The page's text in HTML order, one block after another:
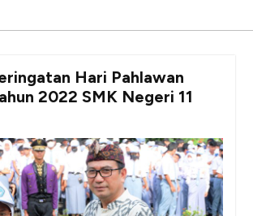
Hari Pahlawan
2022 SMK Negeri 11